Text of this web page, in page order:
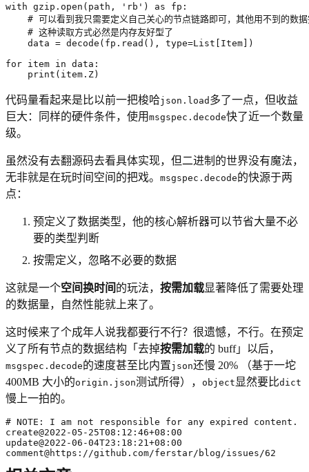
with gzip . open ( path , 'rb' ) as fp :
# 可以看到我只需要定义自己关心的节点链路即可，其他用不到的数
# 这种读取方式必然是内存友好型了
data = decode ( fp . read (), type=List [ Item])
for item in data :
print ( item . Z)
代码量看起来是比以前一把梭哈json.load 多了一点，但收益
巨大：同样的硬件条件，使用 msgspec.decode快了近一个数量
级。
虽然没有去翻源码去看具体实现，但二进制的世界没有魔法，
无非就是在玩时间空间的把戏。 msgspec.decode的快源于两
点：
预定义了数据类型，他的核心解析器可以节省大量不必
要的类型判断
按需定义，忽略不必要的数据
这就是一个空间换时间 的玩法， 按需加载显著降低了需要处理
的数据量，自然性能就上来了。
这时候来了个成年人说我都要行不行？很遗憾，不行。在预定
义了所有节点的数据结构「去掉按需加载的 buff」以后，
msgspec.decode的速度甚至比内置json还慢 20% （基于一坨
400MB 大小的origin.json测试所得）， object 显然要比dict
慢上一拍的。
comment@https://github.com/ferstar/blog/issues/62